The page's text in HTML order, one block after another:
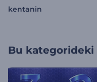
kentanin
Bu kategorideki